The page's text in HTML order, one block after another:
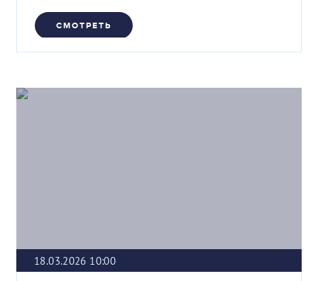
СМОТРЕТЬ
18.03.2026 10:00